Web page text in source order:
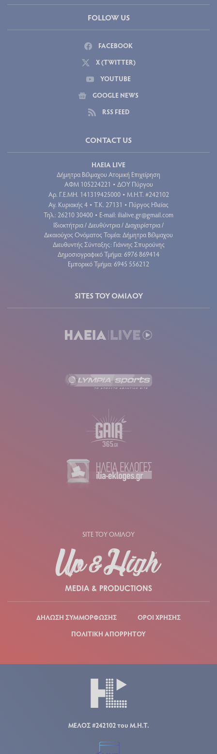
FOLLOW US
FACEBOOK
X (TWITTER)
YOUTUBE
GOOGLE NEWS
RSS FEED
CONTACT US
ΗΛΕΙΑ LIVE
Δήμητρα Βέλμαχου Ατομική Επιχείρηση
ΑΦΜ 105224221 • ΔΟΥ Πύργου
Aρ. Γ.Ε.ΜΗ. 141319425000 • Μ.Η.Τ. #242102
Αγ. Κυριακής 4 • Τ.Κ. 27131 • Πύργος Ηλείας
Τηλ.: 26210 30400 • E-mail: ilialive.gr@gmail.com
Ιδιοκτήτρια / Διευθύντρια / Διαχειρίστρια /
Δικαιούχος Ονόματος Τομέα: Δήμητρα Βέλμαχου
Διευθυντής Σύνταξης: Γιάννης Σπυρούνης
Δημοσιογραφικό Τμήμα: 6976 869414
Εμπορικό Τμήμα: 6945 556212
SITES ΤΟΥ ΟΜΙΛΟΥ
SITE ΤΟΥ ΟΜΙΛΟΥ
ΔΗΛΩΣΗ ΣΥΜΜΟΡΦΩΣΗΣ
ΟΡΟΙ ΧΡΗΣΗΣ
ΠΟΛΙΤΙΚΗ ΑΠΟΡΡΗΤΟΥ
ΜΕΛΟΣ #242102 του Μ.Η.Τ.